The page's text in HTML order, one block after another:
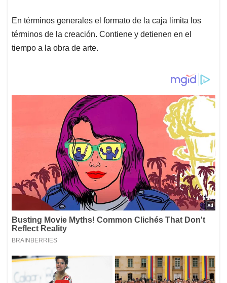
En términos generales el formato de la caja limita los
términos de la creación. Contiene y detienen en el
tiempo a la obra de arte.